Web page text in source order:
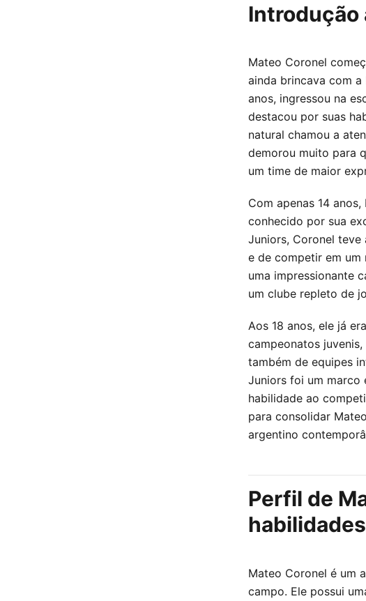
Introdução
Mateo Coronel
ainda brincava com a
anos, ingressou na
destacou por suas
natural chamou a
demorou muito para
um time de maior
Com apenas 14
conhecido por sua
Juniors, Coronel teve
e de competir em um
uma impressionante
um clube repleto de
Aos 18 anos, ele já
campeonatos
também de equipes
Juniors foi um marco
habilidade ao
para consolidar
argentino
Perfil de
habilidades
Mateo Coronel é um
campo. Ele possui